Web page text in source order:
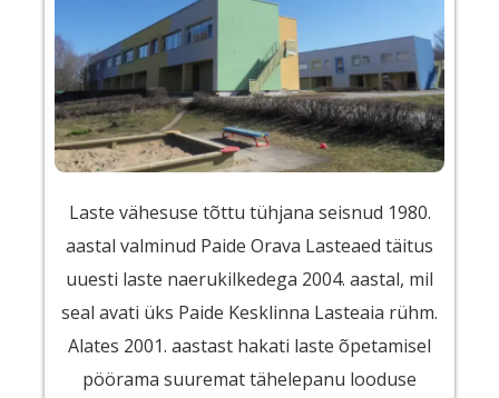
Laste vähesuse tõttu tühjana seisnud 1980.
aastal valminud Paide Orava Lasteaed täitus
uuesti laste naerukilkedega 2004. aastal, mil
seal avati üks Paide Kesklinna Lasteaia rühm.
Alates 2001. aastast hakati laste õpetamisel
pöörama suuremat tähelepanu looduse